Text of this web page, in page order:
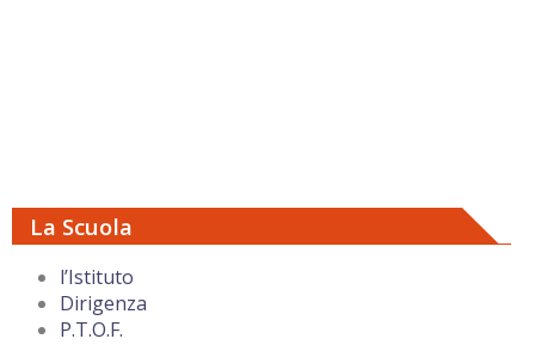
La Scuola
l’Istituto
Dirigenza
P.T.O.F.